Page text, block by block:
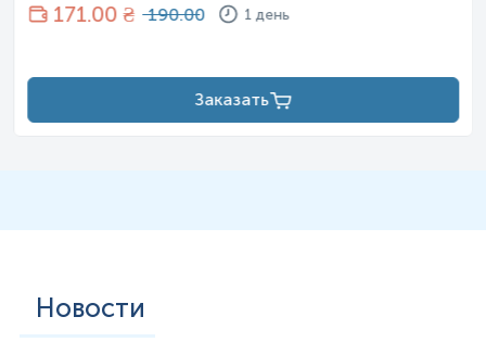
171.00 ₴ 190.00 1 день
Заказать
Новости